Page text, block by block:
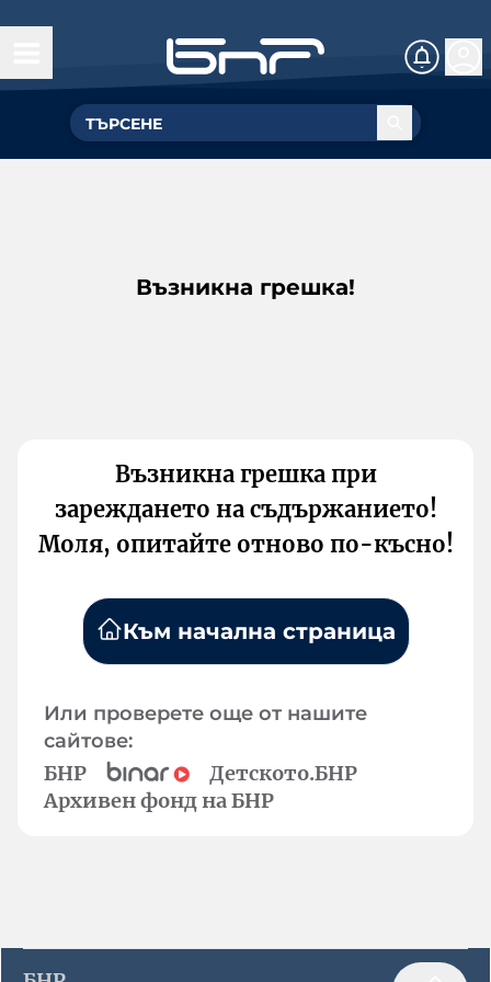
Възникна грешка!
Възникна грешка при
зареждането на съдържанието!
Моля, опитайте отново по-късно!
Към начална страница
Или проверете още от нашите
сайтове:
БНР
Детското.БНР
Архивен фонд на БНР